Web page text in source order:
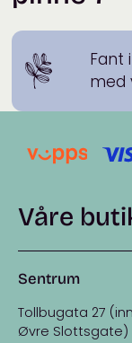
Fant
med
Våre
Sentrum
Tollbugata 27
Øvre Slottsgate)